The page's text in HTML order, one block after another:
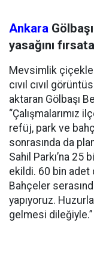
Ankara
yasağını
Mevsimlik
cıvıl cıvıl
aktaran Gölbaşı
“Çalışmalarımız
refüj, park ve
sonrasında da
Sahil Parkı’na
ekildi. 60 bin adet
Bahçeler
yapıyoruz.
gelmesi